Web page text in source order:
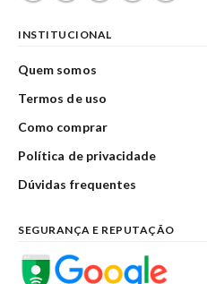
INSTITUCIONAL
Quem somos
Termos de uso
Como comprar
Política de privacidade
Dúvidas frequentes
SEGURANÇA E REPUTAÇÃO